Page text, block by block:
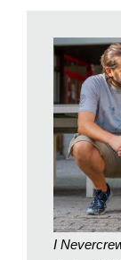
Il duo di street
artistiche in
dei centri urbani
Madrid a
citarne alcuni –
pareti di casa
differente
Stiamo parlando
prenderà vita e
I